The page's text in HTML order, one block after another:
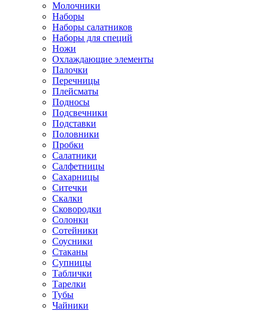
Молочники
Наборы
Наборы салатников
Наборы для специй
Ножи
Охлаждающие элементы
Палочки
Перечницы
Плейсматы
Подносы
Подсвечники
Подставки
Половники
Пробки
Салатники
Салфетницы
Сахарницы
Ситечки
Скалки
Сковородки
Солонки
Сотейники
Соусники
Стаканы
Супницы
Таблички
Тарелки
Тубы
Чайники